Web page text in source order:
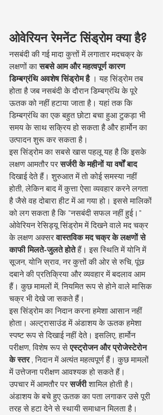
ओवेरियन रेमनेंट सिंड्रोम क्या है?
नसबंदी की गई मादा कुत्तों में लगातार मदचक्र के
लक्षणों का सबसे आम और महत्वपूर्ण कारण
डिम्बग्रंथि अवशेष सिंड्रोम है । यह सिंड्रोम तब
होता है जब नसबंदी के दौरान डिम्बग्रंथि के पूरे
ऊतक को नहीं हटाया जाता है। यहां तक कि
डिम्बग्रंथि का एक बहुत छोटा बचा हुआ टुकड़ा भी
समय के साथ सक्रिय हो सकता है और हार्मोन का
उत्पादन शुरू कर सकता है।
इस सिंड्रोम का सबसे खास पहलू यह है कि इसके
लक्षण आमतौर पर सर्जरी के महीनों या वर्षों बाद
दिखाई देते हैं। शुरुआत में तो कोई समस्या नहीं
होती, लेकिन बाद में कुत्ता ऐसा व्यवहार करने लगता
है जैसे वह दोबारा हीट में आ गया हो। इससे मालिकों
को लग सकता है कि "नसबंदी सफल नहीं हुई।"
ओवेरियन रेसिड्यू सिंड्रोम में दिखने वाले मद चक्र
के लक्षण अक्सर वास्तविक मद चक्र के लक्षणों से
काफी मिलते-जुलते होते हैं। इस स्थिति में योनि में
सूजन, योनि स्राव, नर कुत्तों की ओर से रुचि, पूंछ
दबाने की प्रतिक्रिया और व्यवहार में बदलाव आम
हैं। कुछ मामलों में, नियमित रूप से होने वाले मासिक
चक्र भी देखे जा सकते हैं।
इस सिंड्रोम का निदान करना हमेशा आसान नहीं
होता। अल्ट्रासाउंड में अंडाशय के ऊतक हमेशा
स्पष्ट रूप से दिखाई नहीं देते। इसलिए, हार्मोन
परीक्षण, विशेष रूप से एस्ट्रोजन और प्रोजेस्टेरोन
के स्तर , निदान में अत्यंत महत्वपूर्ण हैं। कुछ मामलों
में उत्तेजना परीक्षण आवश्यक हो सकते हैं।
उपचार में आमतौर पर सर्जरी शामिल होती है।
अंडाशय के बचे हुए ऊतक का पता लगाकर उसे पूरी
तरह से हटा देने से स्थायी समाधान मिलता है।